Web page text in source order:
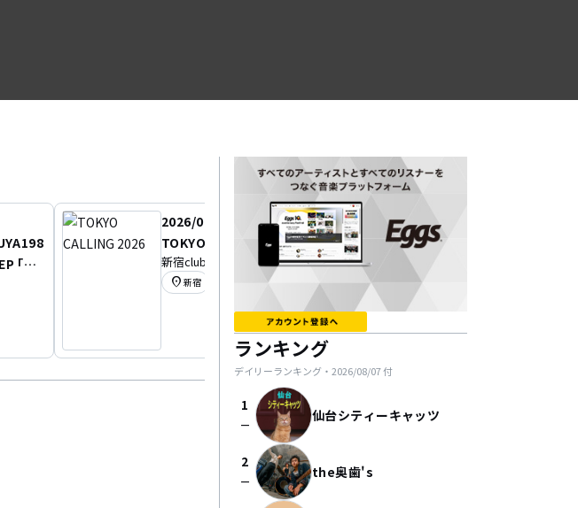
｢い
で経
“愛
2026/09/26
TOKYO CALLING 2026
新宿club SCIENCE
location_on 新宿
ランキング
デイリーランキング・ 2026/08/07付
1
check_indeterminate_small 仙台シティーキャッツ
2
check_indeterminate_small the奥歯's